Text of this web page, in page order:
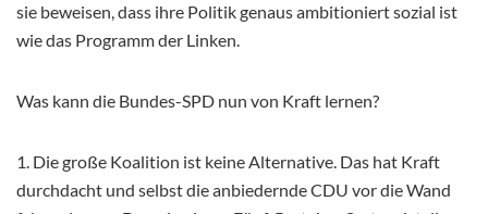
sie beweisen, dass ihre Politik genaus ambitioniert sozial ist
wie das Programm der Linken.
Was kann die Bundes-SPD nun von Kraft lernen?
1. Die große Koalition ist keine Alternative. Das hat Kraft
durchdacht und selbst die anbiedernde CDU vor die Wand